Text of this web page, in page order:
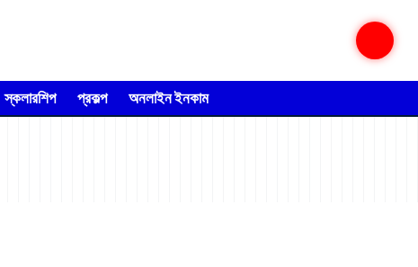
স্কলারশিপ প্রকল্প অনলাইন ইনকাম